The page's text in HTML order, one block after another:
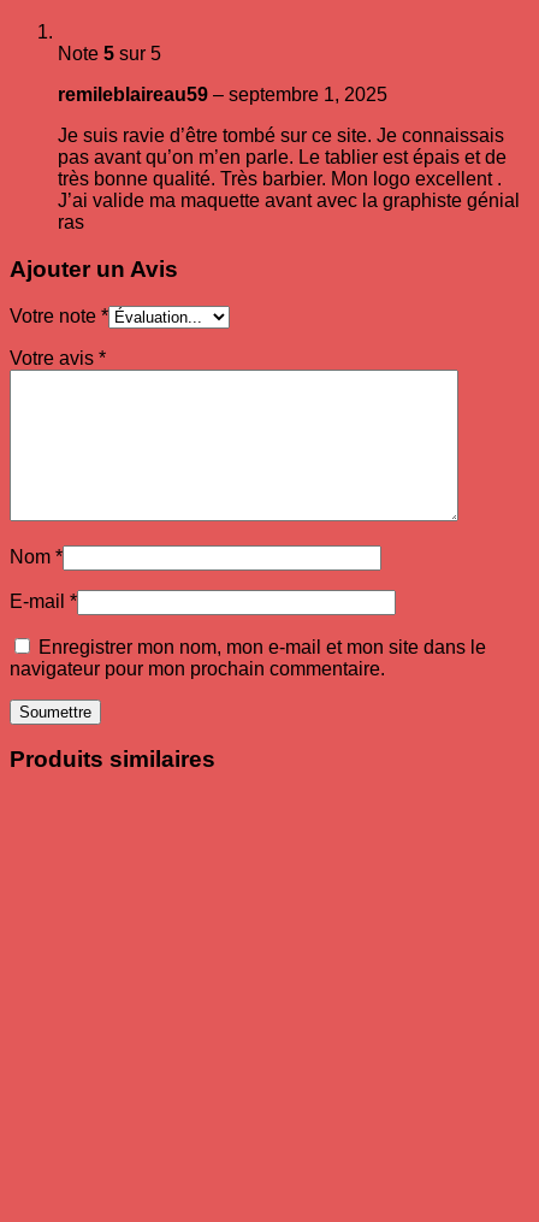
Note 5 sur 5
remileblaireau59 – septembre 1, 2025
Je suis ravie d’être tombé sur ce site. Je connaissais
pas avant qu’on m’en parle. Le tablier est épais et de
très bonne qualité. Très barbier. Mon logo excellent .
J’ai valide ma maquette avant avec la graphiste génial
ras
Ajouter un Avis
Votre note *
Votre avis *
Nom *
E-mail *
Enregistrer mon nom, mon e-mail et mon site dans le
navigateur pour mon prochain commentaire.
Produits similaires